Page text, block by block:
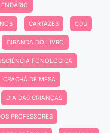
CARTAZES CDU
CIRANDA DO LIVRO
FONOLÓGICA
CRACHÁ DE MESA
DIA DAS CRIANÇAS
PROFESSORES